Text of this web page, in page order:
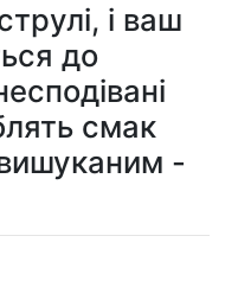
і ваш
до
смак
-